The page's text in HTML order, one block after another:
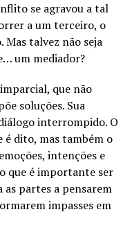
se agravou a tal
a um terceiro, o
talvez não seja
um mediador?
que não
soluções. Sua
interrompido. O
é dito, mas também o
intenções e
que é importante ser
partes a pensarem
impasses em